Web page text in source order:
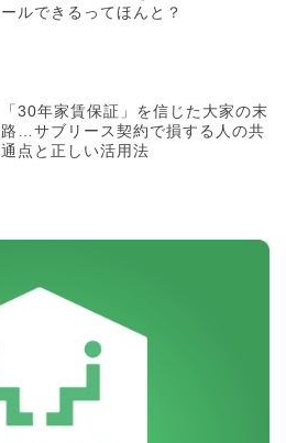
ールできるってほんと？
「30年家賃保証」を信じた大家の末
路…サブリース契約で損する人の共
通点と正しい活用法